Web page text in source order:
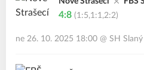
4:8 (1:5,1:1,2:2)
ne 26. 10. 2025 18:00 @ SH